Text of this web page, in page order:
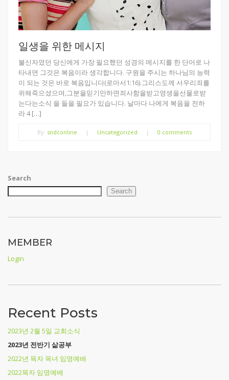
일생을 위한 메시지
불신자였던 당신에게 가장 필요했던 성경의 메시지를 한 단어로 나
타내면 그것은 복음이라 생각합니다. 구원을 주시는 하나님의 능력
이 되는 것은 바로 복음입니다(로마서1:16).그리스도께 서우리죄를
위해죽으셨으며,그분을믿기만하면죄사함을받고영생을선물로받
는다는소식 을 들을 필요가 있습니다. 날마다 나에게 복음을 전하
라 4 […]
By: sndconline | Uncategorized | 0 comments
Search
Search
MEMBER
Login
Recent Posts
2023년 2월 5일 교회소식
2023년 전반기 삶공부
2022년 목자 목녀 임명예배
2022목자 임명예배